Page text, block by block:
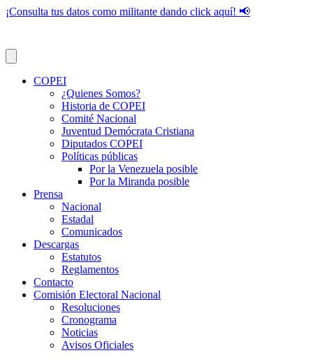
¡Consulta tus datos como militante dando click aquí! 📢
COPEI
¿Quienes Somos?
Historia de COPEI
Comité Nacional
Juventud Demócrata Cristiana
Diputados COPEI
Políticas públicas
Por la Venezuela posible
Por la Miranda posible
Prensa
Nacional
Estadal
Comunicados
Descargas
Estatutos
Reglamentos
Contacto
Comisión Electoral Nacional
Resoluciones
Cronograma
Noticias
Avisos Oficiales